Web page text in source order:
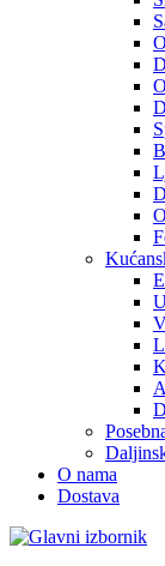
O nama
Dostava